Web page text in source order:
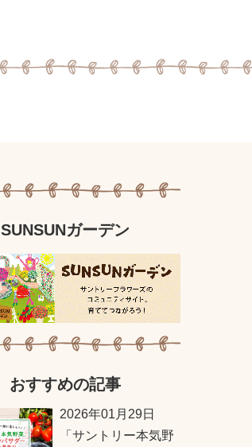
SUNSUNガーデン
おすすめの記事
2026年01月29日
「サントリー本気野